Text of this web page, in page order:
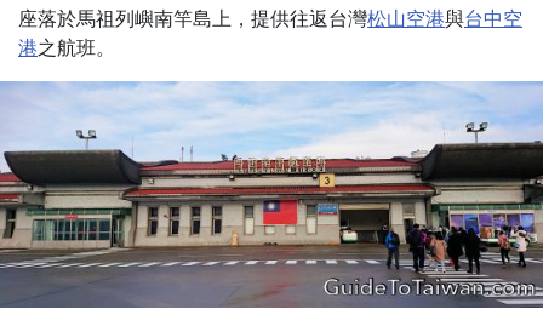
Introduction
座落於馬祖列嶼南竿島上，提供往返台灣松山空港與台中空
港之航班。